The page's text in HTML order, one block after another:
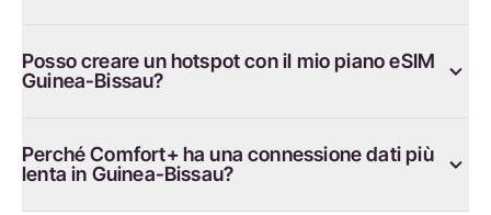
Posso creare un hotspot con il mio piano eSIM
Guinea-Bissau?
Perché Comfort+ ha una connessione dati più
lenta in Guinea-Bissau?